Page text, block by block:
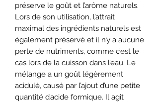
préserve le goût et l’arôme naturels.
Lors de son utilisation, l’attrait
maximal des ingrédients naturels est
également préservé et il n’y a aucune
perte de nutriments, comme c’est le
cas lors de la cuisson dans l’eau. Le
mélange a un goût légèrement
acidulé, causé par l’ajout d’une petite
quantité d’acide formique. Il agit